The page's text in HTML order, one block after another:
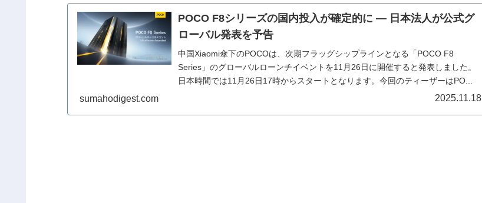
POCO F8シリーズの国内投入が確定的に ― 日本法人が公式グ
ローバル発表を予告
中国Xiaomi傘下のPOCOは、次期フラッグシップラインとなる「POCO F8
Series」のグローバルローンチイベントを11月26日に開催すると発表しました。
日本時間では11月26日17時からスタートとなります。今回のティーザーはPO...
sumahodigest.com 2025.11.18